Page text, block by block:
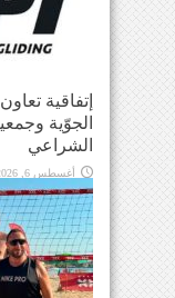
إتفاقية
الجوّية
الشراعي
أغسطس 6, 2026